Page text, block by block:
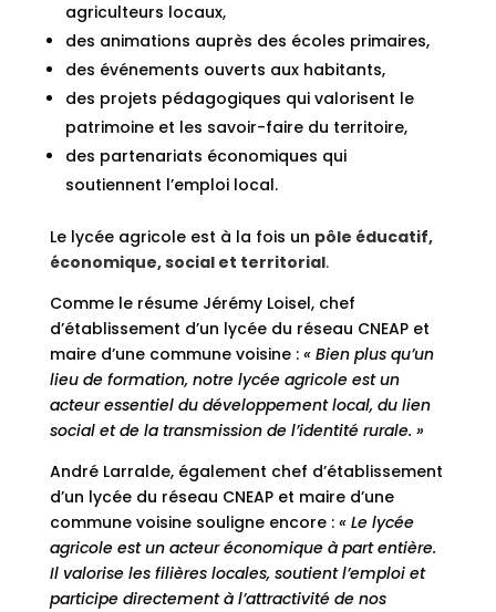
agriculteurs locaux,
des animations auprès des écoles primaires,
des événements ouverts aux habitants,
des projets pédagogiques qui valorisent le
patrimoine et les savoir-faire du territoire,
des partenariats économiques qui
soutiennent l’emploi local.
Le lycée agricole est à la fois un pôle éducatif,
économique, social et territorial.
Comme le résume Jérémy Loisel, chef
d’établissement d’un lycée du réseau CNEAP et
maire d’une commune voisine : « Bien plus qu’un
lieu de formation, notre lycée agricole est un
acteur essentiel du développement local, du lien
social et de la transmission de l’identité rurale. »
André Larralde, également chef d’établissement
d’un lycée du réseau CNEAP et maire d’une
commune voisine souligne encore : « Le lycée
agricole est un acteur économique à part entière.
Il valorise les filières locales, soutient l’emploi et
participe directement à l’attractivité de nos